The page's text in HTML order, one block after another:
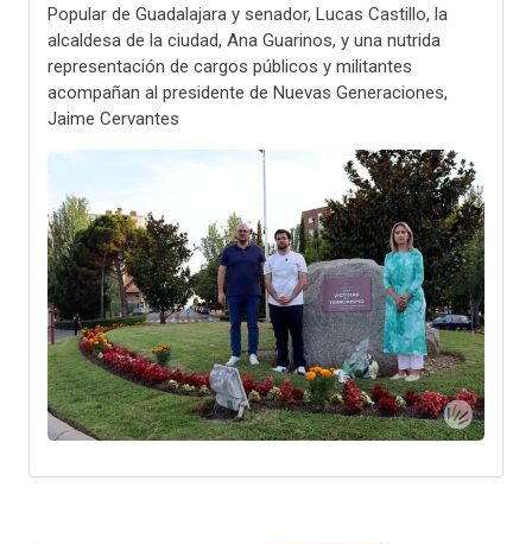
Popular de Guadalajara y senador, Lucas Castillo, la
alcaldesa de la ciudad, Ana Guarinos, y una nutrida
representación de cargos públicos y militantes
acompañan al presidente de Nuevas Generaciones,
Jaime Cervantes